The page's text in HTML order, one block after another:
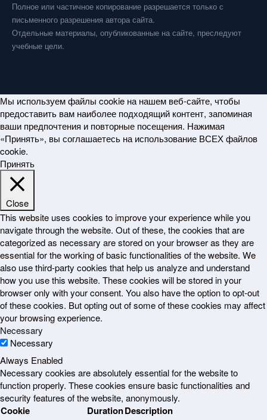
Полное или частичное копирование разрешается только с
письменного разрешения автора сайта.
Отдельные материалы, опубликованные на сайте, преследуют
учебные цели.
Мы используем файлы cookie на нашем веб-сайте, чтобы
предоставить вам наиболее подходящий контент, запоминая
ваши предпочтения и повторные посещения. Нажимая
«Принять», вы соглашаетесь на использование ВСЕХ файлов
cookie.
Принять
Close
This website uses cookies to improve your experience while you
navigate through the website. Out of these, the cookies that are
categorized as necessary are stored on your browser as they are
essential for the working of basic functionalities of the website. We
also use third-party cookies that help us analyze and understand
how you use this website. These cookies will be stored in your
browser only with your consent. You also have the option to opt-out
of these cookies. But opting out of some of these cookies may affect
your browsing experience.
Necessary
Necessary
Always Enabled
Necessary cookies are absolutely essential for the website to
function properly. These cookies ensure basic functionalities and
security features of the website, anonymously.
Cookie DurationDescription